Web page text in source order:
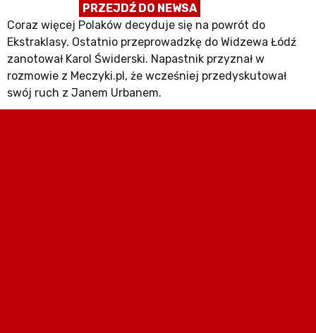
PRZEJDŹ DO NEWSA
Coraz więcej Polaków decyduje się na powrót do
Ekstraklasy. Ostatnio przeprowadzkę do Widzewa Łódź
zanotował Karol Świderski. Napastnik przyznał w
rozmowie z Meczyki.pl, że wcześniej przedyskutował
swój ruch z Janem Urbanem.